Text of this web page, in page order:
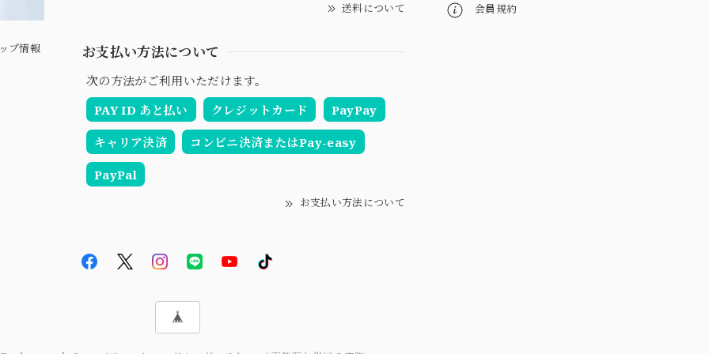
プ情報
送料について
お支払い方法について
次の方法がご利用いただけます。
PAY ID あと払い
クレジットカード PayPay
キャリア決済 コンビニ決済またはPay-easy
PayPal
お支払い方法について
会員規約